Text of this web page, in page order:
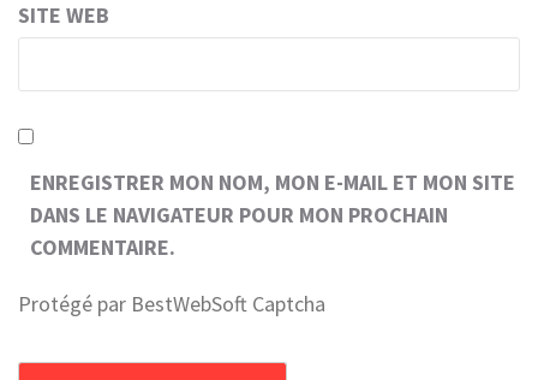
SITE WEB
ENREGISTRER MON NOM, MON E-MAIL ET MON SITE
DANS LE NAVIGATEUR POUR MON PROCHAIN
COMMENTAIRE.
Protégé par BestWebSoft Captcha